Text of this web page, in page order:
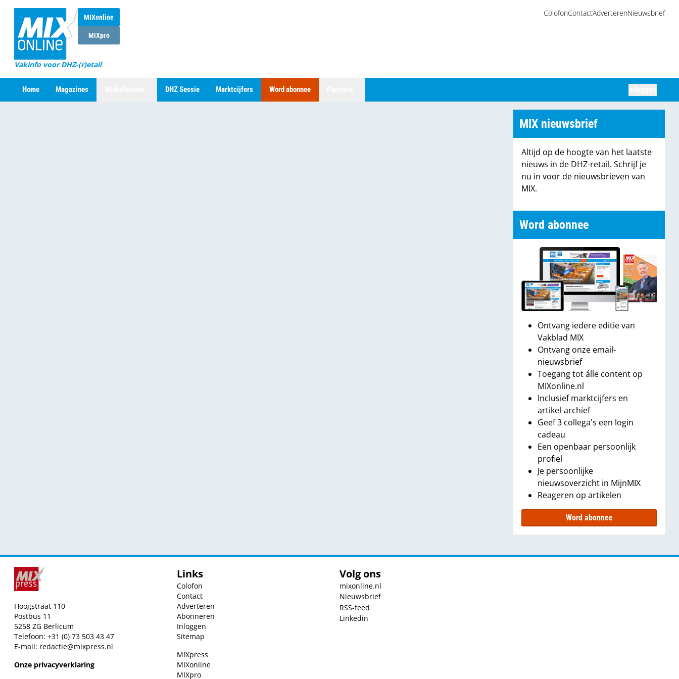
MIXonline
MIXpro
Vakinfo voor DHZ-(r)etail
ColofonContactAdverterenNieuwsbrief
Home Magazines DHZ Sessie Marktcijfers Word abonnee
MIX nieuwsbrief
Altijd op de hoogte van het laatste
nieuws in de DHZ-retail. Schrijf je
nu in voor de nieuwsbrieven van
MIX.
Word abonnee
Ontvang iedere editie van
Vakblad MIX
Ontvang onze email-
nieuwsbrief
Toegang tot álle content op
MIXonline.nl
Inclusief marktcijfers en
artikel-archief
Geef 3 collega's een login
cadeau
Een openbaar persoonlijk
profiel
Je persoonlijke
nieuwsoverzicht in MijnMIX
Reageren op artikelen
Word abonnee
Hoogstraat 110
Postbus 11
5258 ZG Berlicum
Telefoon: +31 (0) 73 503 43 47
E-mail: redactie@mixpress.nl
Onze privacyverklaring
Links
Colofon
Contact
Adverteren
Abonneren
Inloggen
Sitemap
MIXpress
MIXonline
MIXpro
Volg ons
mixonline.nl
Nieuwsbrief
RSS-feed
Linkedin